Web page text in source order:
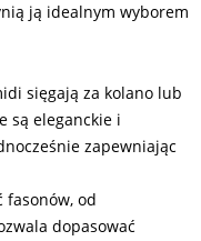
ją idealnym wyborem
sięgają za kolano lub
są eleganckie i
zapewniając
fasonów, od
dopasować